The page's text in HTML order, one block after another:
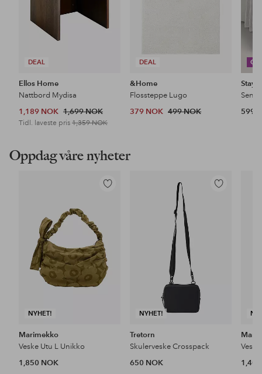
DEAL
Ellos Home
Nattbord Mydisa
1,189 NOK 1,699 NOK
Tidl. laveste pris 1,359 NOK
DEAL
&Home
Flossteppe Lugo
379 NOK 499 NOK 599
Oppdag våre nyheter
NYHET!
Legg
Marimekko
Veske Utu L Unikko
1,850 NOK
NYHET!
Legg
Tretorn
Skulerveske Crosspack
650 NOK